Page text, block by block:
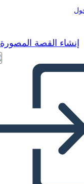
إنشاء القصة المصورة